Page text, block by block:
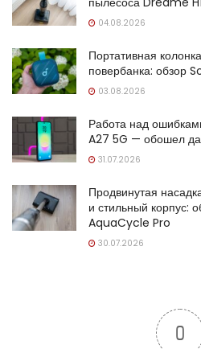
04.08.2026
Портативная
повербанка: обзор
03.08.2026
Работа над
A27 5G — обошел
31.07.2026
Продвинутая
и стильный корпус:
AquaCycle Pro
30.07.2026
0